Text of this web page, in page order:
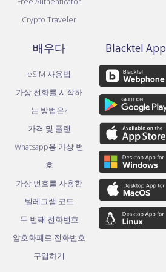
Crypto Traveler
배우다
eSIM 사용법
가상 전화를 시작하
는 방법은?
가격 및 플랜
Whatsapp용 가상 번
호
가상 번호를 사용한
텔레그램 코드
두 번째 전화번호
암호화폐로 전화번호
구입하기
Blacktel App